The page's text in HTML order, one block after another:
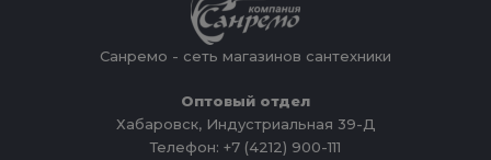
Санремо - сеть магазинов сантехники
Оптовый отдел
Хабаровск, Индустриальная 39-Д
Телефон: +7 (4212) 900-111